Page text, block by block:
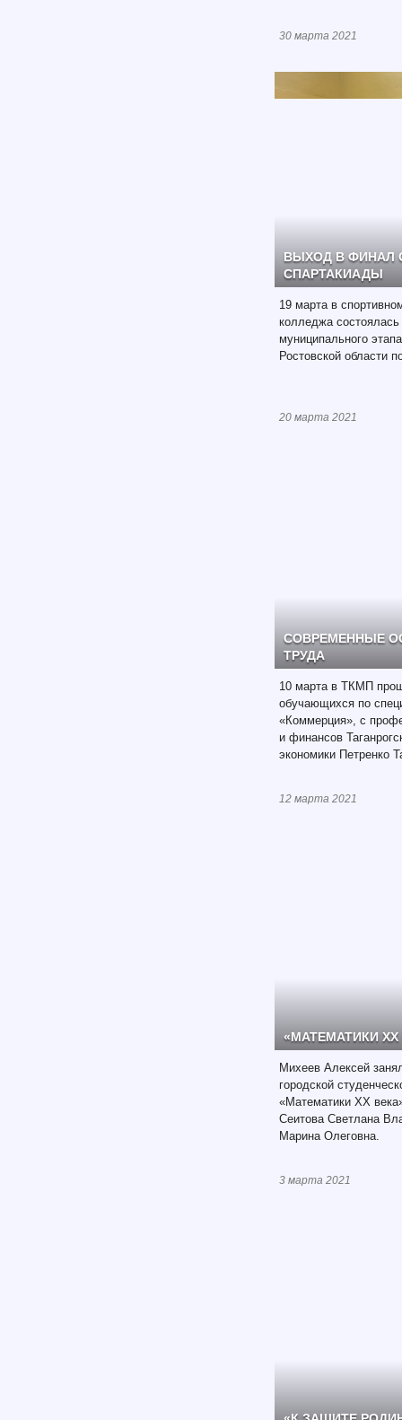
30 марта 2021
ВЫХОД В ФИНАЛ
СПАРТАКИАДЫ
19 марта в
колледжа
муниципального
Ростовской области
20 марта 2021
СОВРЕМЕННЫЕ
ТРУДА
10 марта в ТКМП
обучающихся по
«Коммерция», с
и финансов
экономики Петренко
12 марта 2021
«МАТЕМАТИКИ XX
Михеев Алексей
городской
«Математики XX
Сеитова Светлана
Марина Олеговна.
3 марта 2021